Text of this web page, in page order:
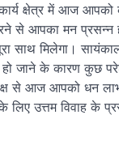
क्षेत्र में आज आपको
से आपका मन प्रसन्न
साथ मिलेगा।
जाने के कारण कुछ
से आज आपको धन लाभ
लिए उत्तम विवाह के